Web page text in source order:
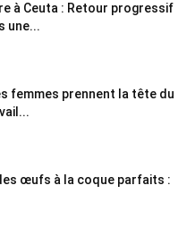
à Ceuta : Retour progressif
une...
femmes prennent la tête du
œufs à la coque parfaits :